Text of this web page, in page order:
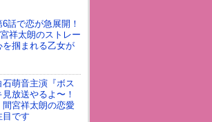
6話で恋が急展開！
祥太朗のストレー
を掴まれる乙女が
石萌音主演『ボス
放送やるよ〜！
宮祥太朗の恋愛
目です